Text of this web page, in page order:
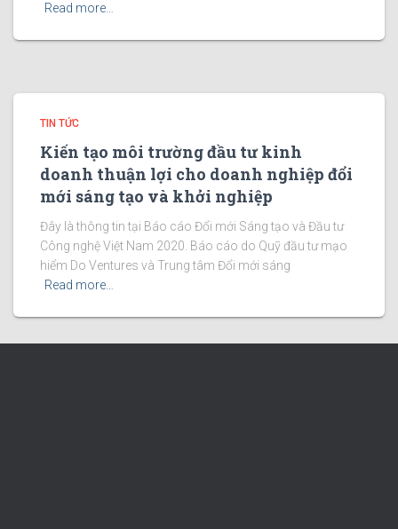
Read more…
TIN TỨC
Kiến tạo môi trường đầu tư kinh
doanh thuận lợi cho doanh nghiệp đổi
mới sáng tạo và khởi nghiệp
Đây là thông tin tại Báo cáo Đổi mới Sáng tạo và Đầu tư
Công nghệ Việt Nam 2020. Báo cáo do Quỹ đầu tư mạo
hiểm Do Ventures và Trung tâm Đổi mới sáng
Read more…